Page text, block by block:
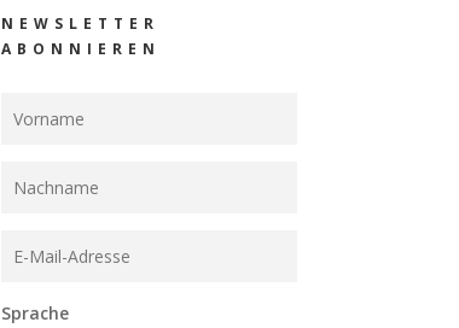
NEWSLETTER
ABONNIEREN
Sprache